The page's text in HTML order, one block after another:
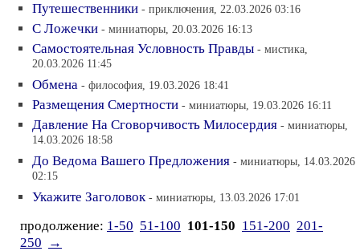
Путешественники - приключения, 22.03.2026 03:16
С Ложечки - миниатюры, 20.03.2026 16:13
Самостоятельная Условность Правды - мистика,
20.03.2026 11:45
Обмена - философия, 19.03.2026 18:41
Размещения Смертности - миниатюры, 19.03.2026 16:11
Давление На Сговорчивость Милосердия - миниатюры,
14.03.2026 18:58
До Ведома Вашего Предложения - миниатюры, 14.03.2026
02:15
Укажите Заголовок - миниатюры, 13.03.2026 17:01
продолжение: 1-50 51-100 101-150 151-200 201-
250
→